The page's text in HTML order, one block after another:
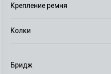
Крепление ремня
Колки
Бридж